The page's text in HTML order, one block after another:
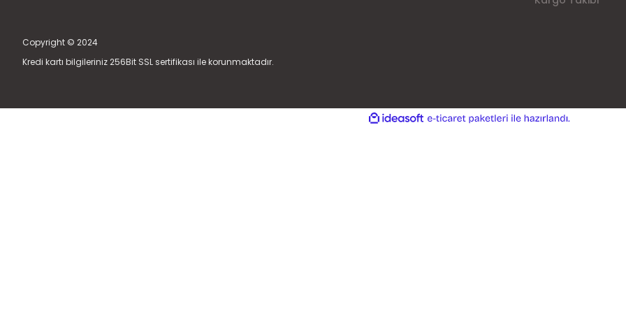
Copyright © 2024
Kredi kartı bilgileriniz 256Bit SSL sertifikası ile korunmaktadır.
ideasoft
e-